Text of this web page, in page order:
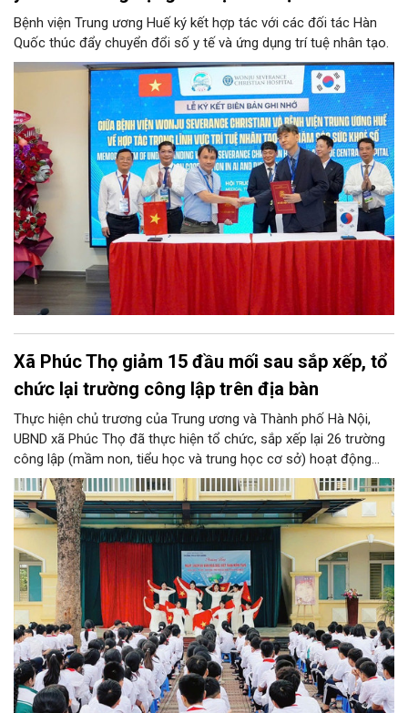
Bệnh viện Trung ương Huế ký kết hợp tác với các đối tác Hàn
Quốc thúc đẩy chuyển đổi số y tế và ứng dụng trí tuệ nhân tạo.
Xã Phúc Thọ giảm 15 đầu mối sau sắp xếp, tổ
chức lại trường công lập trên địa bàn
Thực hiện chủ trương của Trung ương và Thành phố Hà Nội,
UBND xã Phúc Thọ đã thực hiện tổ chức, sắp xếp lại 26 trường
công lập (mầm non, tiểu học và trung học cơ sở) hoạt động
độc lập thành 11 trường. Sau khi sắp xếp, xã Phúc Thọ giảm 15
đầu mối đơn vị, tỷ lệ tinh gọn đạt 57,69%.